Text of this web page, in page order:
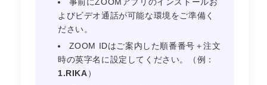
事前にZOOMアプリのインストールお
よびビデオ通話が可能な環境をご準備く
ださい。
ZOOM IDはご案内した順番番号＋注文
時の英字名に設定してください。（例：
1.RIKA ）